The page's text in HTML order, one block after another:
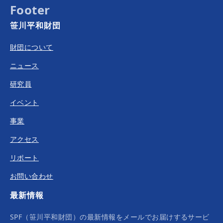
Footer
笹川平和財団
財団について
ニュース
研究員
イベント
事業
アクセス
リポート
お問い合わせ
最新情報
SPF（笹川平和財団）の最新情報をメールでお届けするサービ